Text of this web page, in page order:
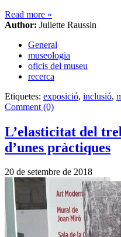
Read more »
Author: Juliette Raussin
General
museologia
oficis del museu
recerca
Etiquetes: exposició, inclusió,
Comment (0)
L’elasticitat del
d’unes pràctiques
20 de setembre de 2018